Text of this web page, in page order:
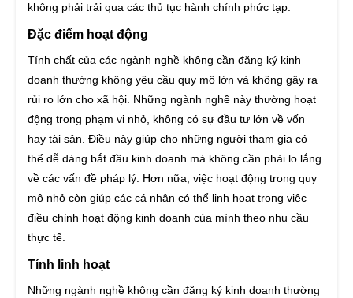
không phải trải qua các thủ tục hành chính phức tạp.
Đặc điểm hoạt động
Tính chất của các ngành nghề không cần đăng ký kinh
doanh thường không yêu cầu quy mô lớn và không gây ra
rủi ro lớn cho xã hội. Những ngành nghề này thường hoạt
động trong phạm vi nhỏ, không có sự đầu tư lớn về vốn
hay tài sản. Điều này giúp cho những người tham gia có
thể dễ dàng bắt đầu kinh doanh mà không cần phải lo lắng
về các vấn đề pháp lý. Hơn nữa, việc hoạt động trong quy
mô nhỏ còn giúp các cá nhân có thể linh hoạt trong việc
điều chỉnh hoạt động kinh doanh của mình theo nhu cầu
thực tế.
Tính linh hoạt
Những ngành nghề không cần đăng ký kinh doanh thường